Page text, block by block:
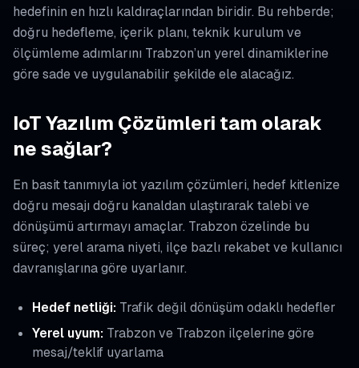
hedefinin en hızlı kaldıraçlarından biridir. Bu rehberde;
doğru hedefleme, içerik planı, teknik kurulum ve
ölçümleme adımlarını Trabzon’un yerel dinamiklerine
göre sade ve uygulanabilir şekilde ele alacağız.
IoT Yazılım Çözümleri tam olarak
ne sağlar?
En basit tanımıyla iot yazılım çözümleri, hedef kitlenize
doğru mesajı doğru kanaldan ulaştırarak talebi ve
dönüşümü artırmayı amaçlar. Trabzon özelinde bu
süreç; yerel arama niyeti, ilçe bazlı rekabet ve kullanıcı
davranışlarına göre uyarlanır.
Hedef netliği: Trafik değil dönüşüm odaklı hedefler
Yerel uyum: Trabzon ve Trabzon ilçelerine göre
mesaj/teklif uyarlama